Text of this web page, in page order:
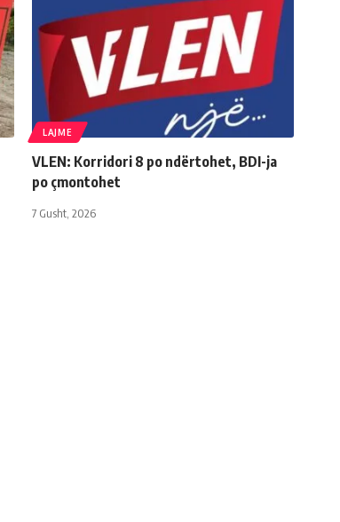
LAJME
VLEN: Korridori 8 po ndërtohet, BDI-ja
po çmontohet
7 Gusht, 2026